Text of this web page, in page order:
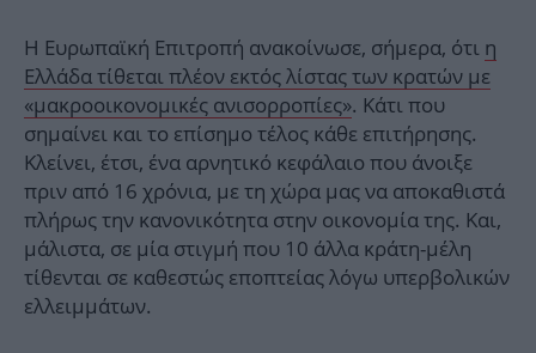
Η Ευρωπαϊκή Επιτροπή ανακοίνωσε, σήμερα, ότι η
Ελλάδα τίθεται πλέον εκτός λίστας των κρατών με
«μακροοικονομικές ανισορροπίες». Κάτι που
σημαίνει και το επίσημο τέλος κάθε επιτήρησης.
Κλείνει, έτσι, ένα αρνητικό κεφάλαιο που άνοιξε
πριν από 16 χρόνια, με τη χώρα μας να αποκαθιστά
πλήρως την κανονικότητα στην οικονομία της. Και,
μάλιστα, σε μία στιγμή που 10 άλλα κράτη-μέλη
τίθενται σε καθεστώς εποπτείας λόγω υπερβολικών
ελλειμμάτων.